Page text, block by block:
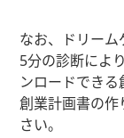
なお、ドリーム
5分の診断によ
ンロードできる
創業計画書の
さい。